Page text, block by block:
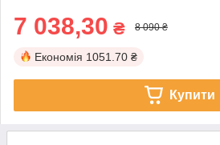
7 038,30 ₴ 8 090 ₴
Економія 1051.70 ₴
Купити